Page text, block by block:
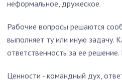
неформальное, дружеское.
Рабочие вопросы решаются
выполняет ту или иную задачу.
ответственность за ее
Ценности - командный дух,